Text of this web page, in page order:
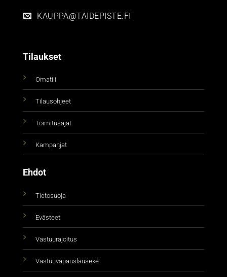
KAUPPA@TAIDEPISTE.FI
Tilaukset
Omatili
Tilausohjeet
Toimitusajat
Kampanjat
Ehdot
Tietosuoja
Evästeet
Vastuurajoitus
Vastuuvapauslauseke